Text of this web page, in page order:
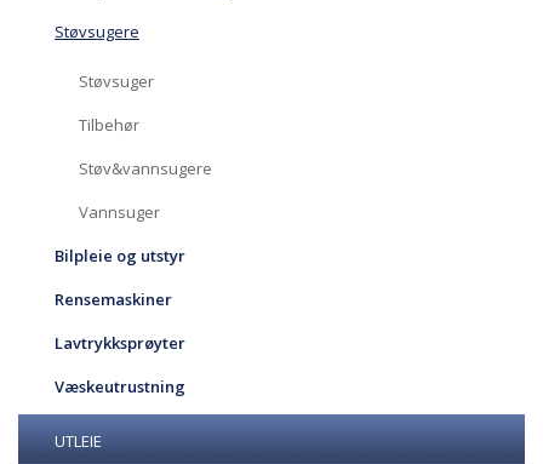
Støvsugere
Støvsuger
Tilbehør
Støv&vannsugere
Vannsuger
Bilpleie og utstyr
Rensemaskiner
Lavtrykksprøyter
Væskeutrustning
UTLEIE